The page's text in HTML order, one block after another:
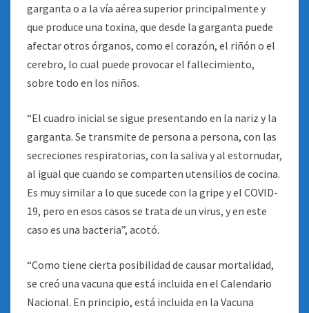
garganta o a la vía aérea superior principalmente y
que produce una toxina, que desde la garganta puede
afectar otros órganos, como el corazón, el riñón o el
cerebro, lo cual puede provocar el fallecimiento,
sobre todo en los niños.
“El cuadro inicial se sigue presentando en la nariz y la
garganta. Se transmite de persona a persona, con las
secreciones respiratorias, con la saliva y al estornudar,
al igual que cuando se comparten utensilios de cocina.
Es muy similar a lo que sucede con la gripe y el COVID-
19, pero en esos casos se trata de un virus, y en este
caso es una bacteria”, acotó.
“Como tiene cierta posibilidad de causar mortalidad,
se creó una vacuna que está incluida en el Calendario
Nacional. En principio, está incluida en la Vacuna